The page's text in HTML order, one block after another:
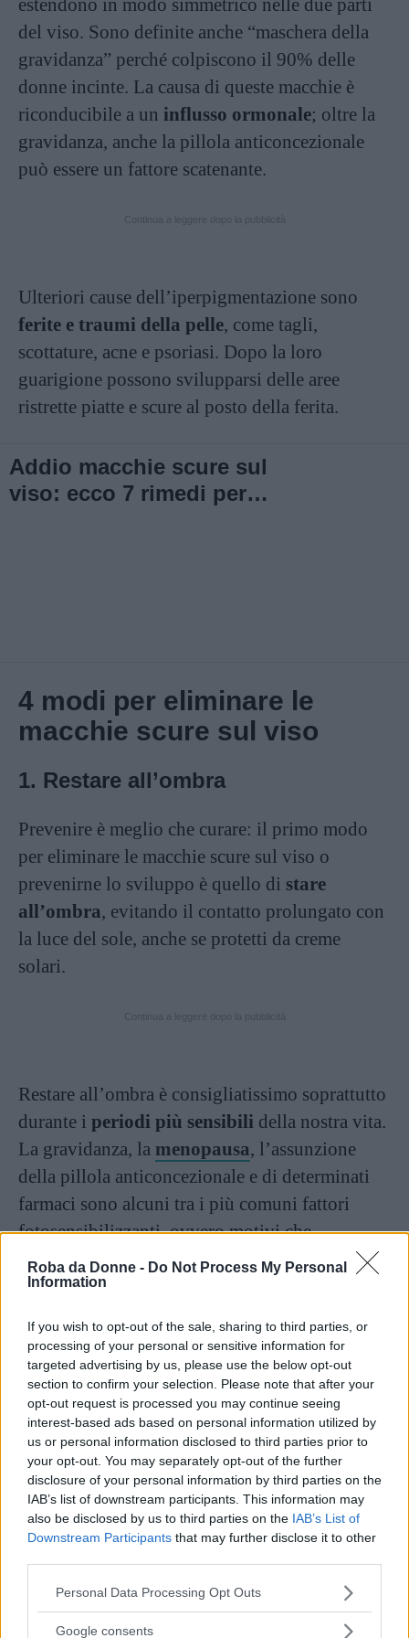
Roba da Donne - Do Not Process My Personal
Information
If you wish to opt-out of the sale, sharing to third parties, or
processing of your personal or sensitive information for
targeted advertising by us, please use the below opt-out
section to confirm your selection. Please note that after your
opt-out request is processed you may continue seeing
interest-based ads based on personal information utilized by
us or personal information disclosed to third parties prior to
your opt-out. You may separately opt-out of the further
disclosure of your personal information by third parties on the
IAB’s list of downstream participants. This information may
also be disclosed by us to third parties on the IAB’s List of
Downstream Participants that may further disclose it to other
Please note that this website/app uses one or more Google
not limited to your visit or usage behaviour. You may click to
Personal Data Processing Opt Outs
Google consents
estendono in modo simmetrico nelle due parti
del viso. Sono definite anche “maschera della
gravidanza” perché colpiscono il 90% delle
donne incinte. La causa di queste macchie è
riconducibile a un influsso ormonale; oltre la
gravidanza, anche la pillola anticoncezionale
può essere un fattore scatenante.
Ulteriori cause dell’iperpigmentazione sono
ferite e traumi della pelle, come tagli,
scottature, acne e psoriasi. Dopo la loro
guarigione possono svilupparsi delle aree
ristrette piatte e scure al posto della ferita.
Addio macchie scure sul
viso: ecco 7 rimedi per
4 modi per eliminare le
macchie scure sul viso
1. Restare all’ombra
Prevenire è meglio che curare: il primo modo
per eliminare le macchie scure sul viso o
prevenirne lo sviluppo è quello di stare
all’ombra, evitando il contatto prolungato con
la luce del sole, anche se protetti da creme
solari.
Restare all’ombra è consigliatissimo soprattutto
durante i periodi più sensibili della nostra vita.
La gravidanza, la menopausa, l’assunzione
della pillola anticoncezionale e di determinati
farmaci sono alcuni tra i più comuni fattori
fotosensibilizzanti, ovvero motivi che
potrebbero scatenare lo sviluppo di macchie
scure sul nostro viso.
2. Laser
Il laser è una tecnica di eliminazione delle
macchie scure sul viso molto valida, tuttavia
l’iperpigmentazione per essere eliminata
attraverso questo metodo deve presentare
determinate caratteristiche . La macchia deve
avere un colore molto scuro in modo tale che il
raggio di luce riesca a isolarla e a distinguerla
essere eliminata.